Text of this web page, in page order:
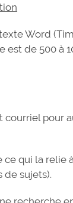
Word
est de 500 à
courriel pour
qui la relie
de sujets).